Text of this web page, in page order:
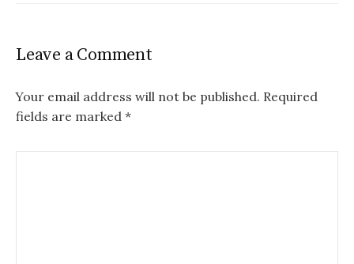
Leave a Comment
Your email address will not be published. Required
fields are marked *